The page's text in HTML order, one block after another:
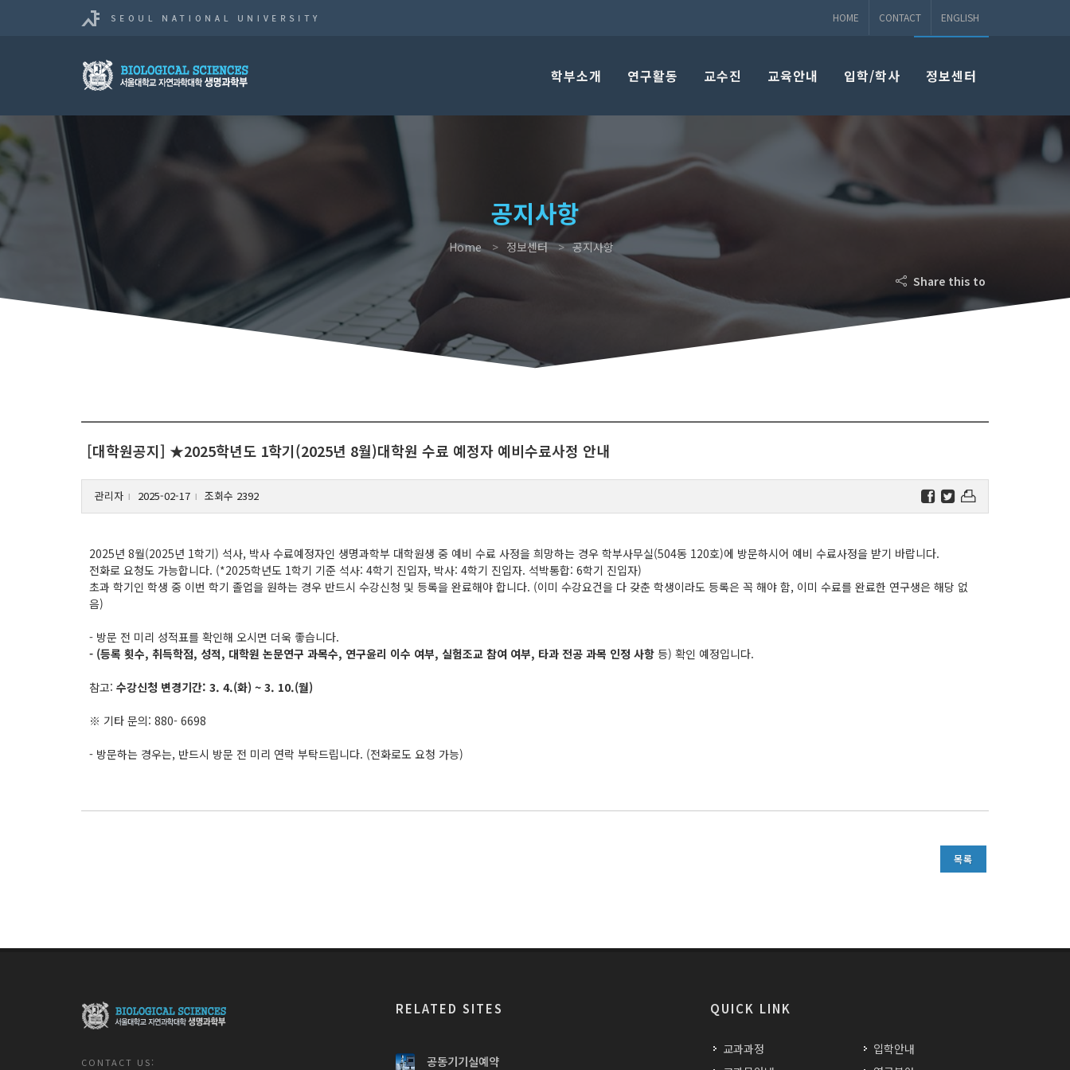
HOME CONTACT ENGLISH
학부소개 연구활동 교수진 교육안내 입학/학사 정보센터
공지사항
Home 정보센터 공지사항
Share this to
[대학원공지] ★2025학년도 1학기(2025년 8월)대학원 수료 예정자 예비수료사정 안내
관리자 l 2025-02-17 l 조회수 2392
2025년 8월(2025년 1학기) 석사, 박사 수료예정자인 생명과학부 대학원생 중 예비 수료 사정을 희망하는 경우 학부사무실(504동 120호)에 방문하시어 예비 수료사정을 받기 바랍니다.
전화로 요청도 가능합니다. (*2025학년도 1학기 기준 석사: 4학기 진입자, 박사: 4학기 진입자. 석박통합: 6학기 진입자)
초과 학기인 학생 중 이번 학기 졸업을 원하는 경우 반드시 수강신청 및 등록을 완료해야 합니다. (이미 수강요건을 다 갖춘 학생이라도 등록은 꼭 해야 함, 이미 수료를 완료한 연구생은 해당 없
음)
- 방문 전 미리 성적표를 확인해 오시면 더욱 좋습니다.
- (등록 횟수, 취득학점, 성적, 대학원 논문연구 과목수, 연구윤리 이수 여부, 실험조교 참여 여부, 타과 전공 과목 인정 사항 등) 확인 예정입니다.
참고: 수강신청 변경기간: 3. 4.(화) ~ 3. 10.(월)
※ 기타 문의: 880- 6698
- 방문하는 경우는, 반드시 방문 전 미리 연락 부탁드립니다. (전화로도 요청 가능)
목록
CONTACT US:
RELATED SITES
공동기기실예약
QUICK LINK
교과과정
입학안내